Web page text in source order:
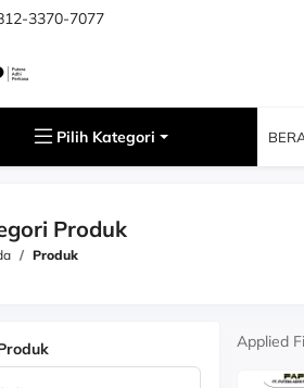
3370-7077
Pilih Kategori
Produk
Produk
Applied